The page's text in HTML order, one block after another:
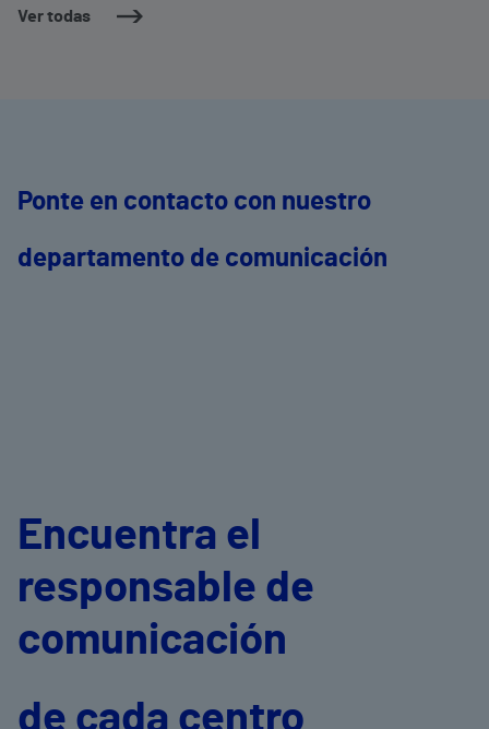
Ver todas
Ponte en contacto con nuestro
departamento de comunicación
Encuentra el
responsable de
comunicación
de cada centro